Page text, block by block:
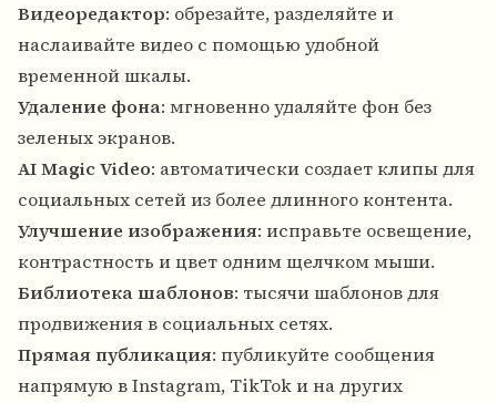
Видеоредактор: обрезайте, разделяйте и
наслаивайте видео с помощью удобной
временной шкалы.
Удаление фона: мгновенно удаляйте фон без
зеленых экранов.
AI Magic Video: автоматически создает клипы для
социальных сетей из более длинного контента.
Улучшение изображения: исправьте освещение,
контрастность и цвет одним щелчком мыши.
Библиотека шаблонов: тысячи шаблонов для
продвижения в социальных сетях.
Прямая публикация: публикуйте сообщения
напрямую в Instagram, TikTok и на других